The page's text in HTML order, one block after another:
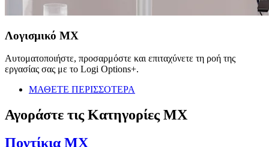
Λογισμικό MX
Αυτοματοποιήστε, προσαρμόστε και επιταχύνετε τη ροή της
εργασίας σας με το Logi Options+.
ΜΑΘΕΤΕ ΠΕΡΙΣΣΟΤΕΡΑ
Αγοράστε τις Κατηγορίες MX
Ποντίκια MX